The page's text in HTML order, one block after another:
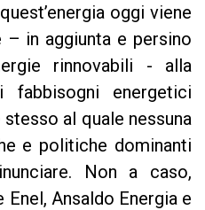
oggi viene
– in aggiunta e persino
rinnovabili - alla
energetici
al quale nessuna
e politiche dominanti
Non a caso,
Ansaldo Energia e